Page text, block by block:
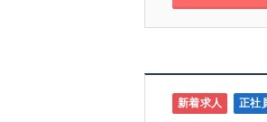
新着求人 正社